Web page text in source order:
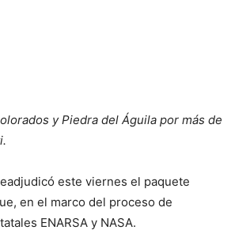
y Piedra del Águila por más de
este viernes el paquete
en el marco del proceso de
ENARSA y NASA.